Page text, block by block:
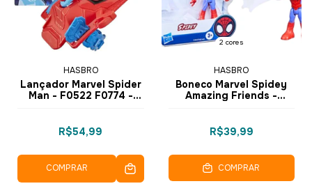
HASBRO
Lançador Marvel Spider
Man - F0522 F0774 -
R$54,99
COMPRAR
2 cores
HASBRO
Boneco Marvel Spidey
Amazing Friends -
R$39,99
COMPRAR